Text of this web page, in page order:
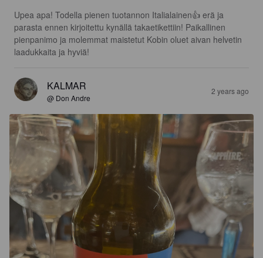
Upea apa! Todella pienen tuotannon Italialainen👍 erä ja
parasta ennen kirjoitettu kynällä takaetikettiin! Paikallinen
pienpanimo ja molemmat maistetut Kobin oluet aivan helvetin
laadukkaita ja hyviä!
KALMAR
@ Don Andre
2 years ago